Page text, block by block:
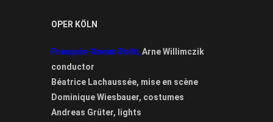
OPER KÖLN
François-Xavier Roth, Arne Willimczik
conductor
Béatrice Lachaussée, mise en scène
Dominique Wiesbauer, costumes
Andreas Grüter, lights